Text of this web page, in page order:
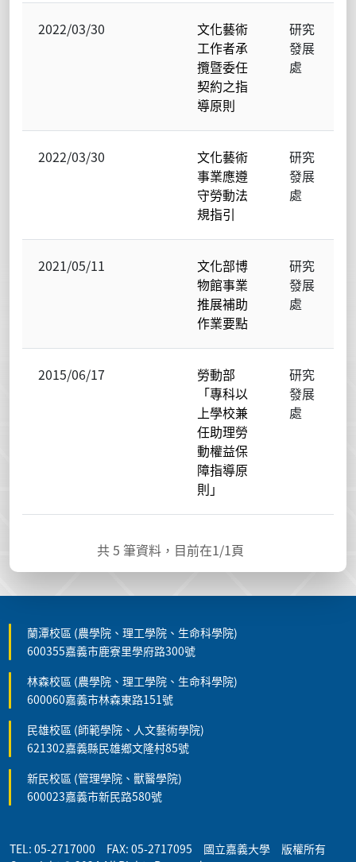
2022/03/30
文化藝術
工作者承
攬暨委任
契約之指
導原則
研究
發展
處
2022/03/30
文化藝術
事業應遵
守勞動法
規指引
研究
發展
處
2021/05/11
文化部博
物館事業
推展補助
作業要點
研究
發展
處
2015/06/17
勞動部
「專科以
上學校兼
任助理勞
動權益保
障指導原
則」
研究
發展
處
共5 筆資料，目前在1/1頁
蘭潭校區 (農學院、理工學院、生命科學院)
600355嘉義市鹿寮里學府路300號
林森校區 (農學院、理工學院、生命科學院)
600060嘉義市林森東路151號
民雄校區 (師範學院、人文藝術學院)
621302嘉義縣民雄鄉文隆村85號
新民校區 (管理學院、獸醫學院)
600023嘉義市新民路580號
TEL: 05-2717000 FAX: 05-2717095 國立嘉義大學 版權所有